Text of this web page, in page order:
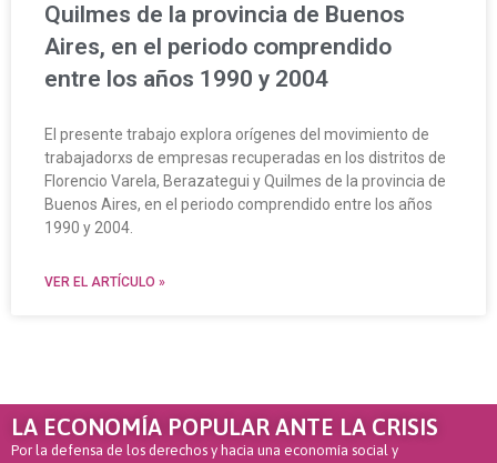
Quilmes de la provincia de Buenos
Aires, en el periodo comprendido
entre los años 1990 y 2004
El presente trabajo explora orígenes del movimiento de
trabajadorxs de empresas recuperadas en los distritos de
Florencio Varela, Berazategui y Quilmes de la provincia de
Buenos Aires, en el periodo comprendido entre los años
1990 y 2004.
VER EL ARTÍCULO »
LA ECONOMÍA POPULAR ANTE LA CRISIS
Por la defensa de los derechos y hacia una economía social y